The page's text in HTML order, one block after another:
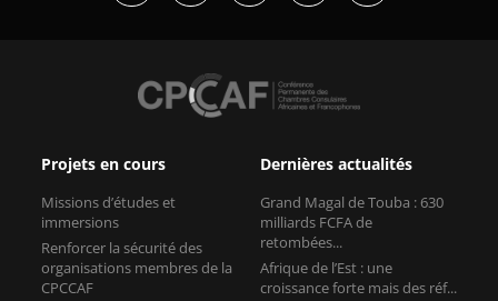
Projets en cours
Missions d’études et
immersions
Renforcer la sécurité des
organisations membres de la
CPCCAF
Dernières actualités
Grand Magal de Touba : 630
milliards FCFA de
retombées...
Afrique de l’Est : une
croissance forte mais des réf...